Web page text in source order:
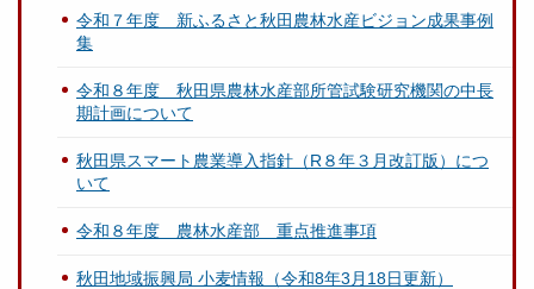
令和７年度 新ふるさと秋田農林水産ビジョン成果事例
集
令和８年度 秋田県農林水産部所管試験研究機関の中長
期計画について
秋田県スマート農業導入指針（R８年３月改訂版）につ
いて
令和８年度 農林水産部 重点推進事項
秋田地域振興局 小麦情報（令和8年3月18日更新）